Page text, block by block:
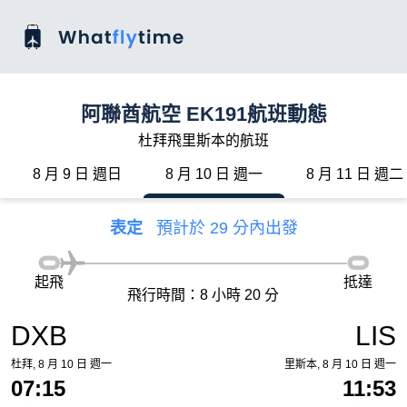
阿聯酋航空 EK191航班動態
杜拜飛里斯本的航班
8 月 9 日 週日 8 月 10 日 週一 8 月 11 日 週二
表定 預計於 29 分內出發
DXB
杜拜, 8 月 10 日 週一
07:15
起飛
飛行時間：8 小時 20 分
抵達
LIS
里斯本, 8 月 10 日 週一
11:53